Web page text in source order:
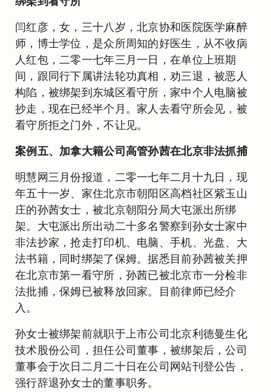
闫红彦，女，三十八岁，北京协和医院医学麻醉
师，博士学位，是众所周知的好医生，从不收病
人红包，二零一七年三月一日，在单位上班期
间，跟同行下属讲法轮功真相，劝三退，被恶人
构陷，被绑架到东城区看守所，家中个人电脑被
抄走，现在已经半个月。家人去看守所会见，被
看守所拒之门外，不让见。
案例五、加拿大籍公司高管孙茜在北京非法抓捕
明慧网三月份报道，二零一七年二月十九日，现
年五十一岁、家住北京市朝阳区高档社区紫玉山
庄的孙茜女士，被北京朝阳分局大屯派出所绑
架。大屯派出所出动二十多名警察到孙女士家中
非法抄家，抢走打印机、电脑、手机、光盘、大
法书籍，同时绑架了保姆。据悉目前孙茜被关押
在北京市第一看守所，孙茜已被北京市一分检非
法批捕，保姆已被释放回家。目前律师已经介
入。
孙女士被绑架前就职于上市公司北京利德曼生化
技术股份公司，担任公司董事，被绑架后，公司
董事会于次日二月二十日在公司网站刊登公告，
强行辞退孙女士的董事职务。